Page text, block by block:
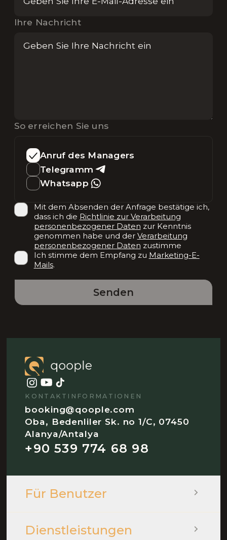
Ihre Nachricht
So erreichen Sie uns
Anruf des Managers
Telegramm
Whatsapp
Mit dem Absenden der Anfrage bestätige ich,
dass ich die Richtlinie zur Verarbeitung
personenbezogener Daten zur Kenntnis
genommen habe und der Verarbeitung
personenbezogener Daten zustimme
Ich stimme dem Empfang zu Marketing-E-
Mails.
Senden
KONTAKTINFORMATIONEN
booking@qoople.com
Oba, Bedenliler Sk. no 1/C, 07450
Alanya/Antalya
+90 539 774 68 98
Für Benutzer
Dienstleistungen